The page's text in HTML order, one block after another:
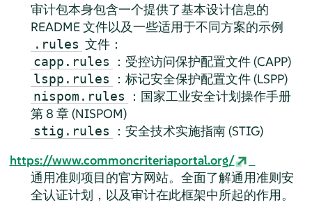
审计包本身包含一个提供了基本设计信息的
README 文件以及一些适用于不同方案的示例
.rules 文件：
capp.rules ：受控访问保护配置文件 (CAPP)
lspp.rules ：标记安全保护配置文件 (LSPP)
nispom.rules
：国家工业安全计划操作手册
第 8 章 (NISPOM)
stig.rules
：安全技术实施指南 (STIG)
https://www.commoncriteriaportal.org/
通用准则项目的官方网站。全面了解通用准则安
全认证计划，以及审计在此框架中所起的作用。